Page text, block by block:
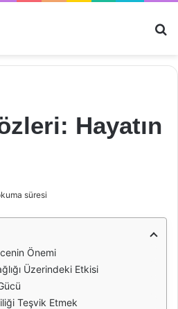
Hayatın
süresi
Önemi
Üzerindeki Etkisi
Teşvik Etmek